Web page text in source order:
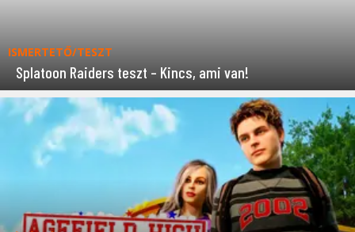
ISMERTETŐ/TESZT
Splatoon Raiders teszt – Kincs, ami van!